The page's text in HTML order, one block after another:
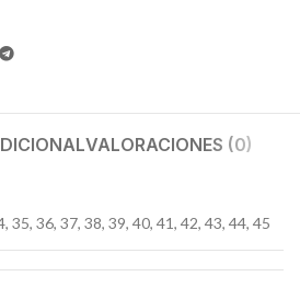
VALORACIONES (0)
, 35, 36, 37, 38, 39, 40, 41, 42, 43, 44, 45